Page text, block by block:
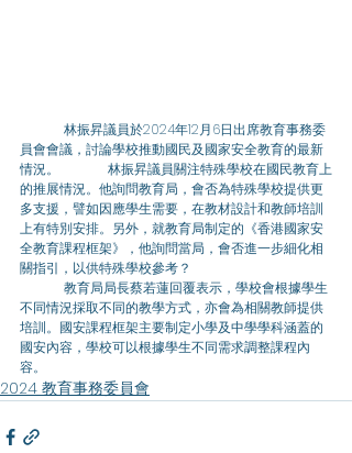
員會會議，討論學校推動國民及國家安全教育的最新
情況。 	林振昇議員關注特殊學校在國民教育上
的推展情況。他詢問教育局，會否為特殊學校提供更
多支援，譬如因應學生需要，在教材設計和教師培訓
上有特別安排。另外，就教育局制定的《香港國家安
全教育課程框架》，他詢問當局，會否進一步細化相
關指引，以供特殊學校參考？
不同情況採取不同的教學方式，亦會為相關教師提供
培訓。國安課程框架主要制定小學及中學學科涵蓋的
國安內容，學校可以根據學生不同需求調整課程內
容。
2024 教育事務委員會